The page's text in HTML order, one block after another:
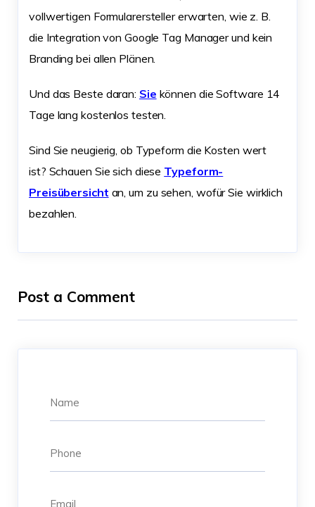
vollwertigen Formularersteller erwarten, wie z. B.
die Integration von Google Tag Manager und kein
Branding bei allen Plänen.
Und das Beste daran: Sie können die Software 14
Tage lang kostenlos testen.
Sind Sie neugierig, ob Typeform die Kosten wert
ist? Schauen Sie sich diese Typeform-
Preisübersicht an, um zu sehen, wofür Sie wirklich
bezahlen.
Post a Comment